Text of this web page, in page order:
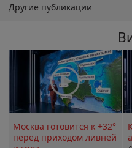
Другие публикации
Москва готовится к +32°
перед приходом ливней